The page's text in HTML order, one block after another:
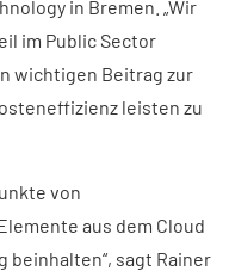
in Bremen. „Wir
im Public Sector
wichtigen Beitrag zur
leisten zu
von
aus dem Cloud
sagt Rainer